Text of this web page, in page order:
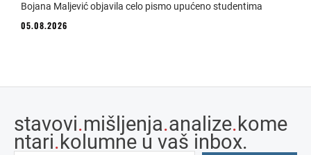
Bojana Maljević objavila celo pismo upućeno studentima
05.08.2026
stavovi.mišljenja.analize.kome
ntari.kolumne u vaš inbox.